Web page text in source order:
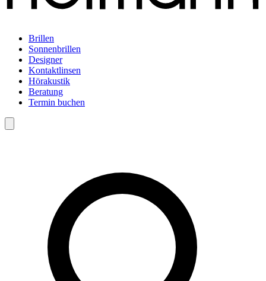
Brillen
Sonnenbrillen
Designer
Kontaktlinsen
Hörakustik
Beratung
Termin buchen